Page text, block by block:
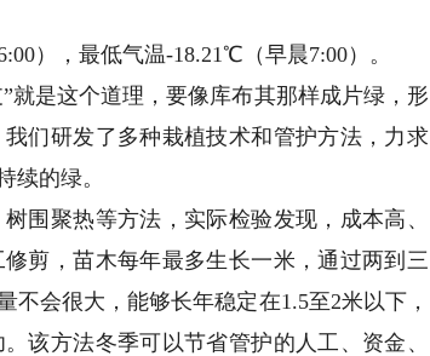
），最低气温-18.21℃（早晨7:00）。
是这个道理，要像库布其那样成片绿，形
们研发了多种栽植技术和管护方法，力求
续的绿。
聚热等方法，实际检验发现，成本高、
剪，苗木每年最多生长一米，通过两到三
会很大，能够长年稳定在1.5至2米以下，
该方法冬季可以节省管护的人工、资金、